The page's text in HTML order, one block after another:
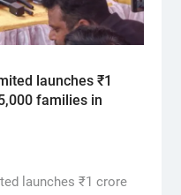
launches ₹1
families in
launches ₹1 crore